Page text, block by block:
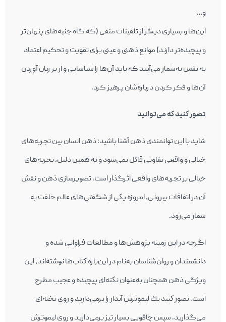
و…
این‌ها و بسیاری دیگر از تلقینات منفی (که گاه جنبه‌های پنهان‌تر
و پیچیده‌تر دارند) موانع ذهنی و عینی برای تقویت و تحکیم اعتماد
به نفس به‌شمار می‌آیند که باید آن‌ها را شناسایی و از بر زبان آوردن
آن‌ها و فکر کردن درباره‌شان پرهیز کرد.
تصور كنيد كه می‌توانيد
شايد با اين توانمندی ذهن آشنا باشيد: ذهن انسان بين تجربه‌های
خيالی و واقعی تفاوتی قائل نمی‌شود و به ‌همین دلیل، تجربه‌های
خيالی بر تجربه‌های واقعی اثرگذار است. تصويرسازی ذهن و نقش
آن در اتفاقات بيرونی، امروزه يكی از شگفتي‌های عالم خلقت به
شمار می‌رود.
اگرچه در اين زمينه پژوهش‌ها و مطالعات فراوانی شده و
دانشمندان و روان‌شناسان به‌نام در این‌باره كتاب‌ها نوشته‌اند، این
ویژگی ذهن همچنان به‌عنوان نكته‌ای پيچيده و عجيب مطرح
است. تصور كنيد يك ليموترش آبدار را برمی‌داريد و روی تخته‌ای
می‌گذاريد. سپس چاقويی بسيار تيز برمی‌داريد و روی ليموترش